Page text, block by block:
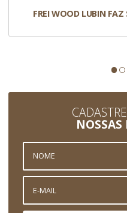
FREI WOOD LUBIN FAZ